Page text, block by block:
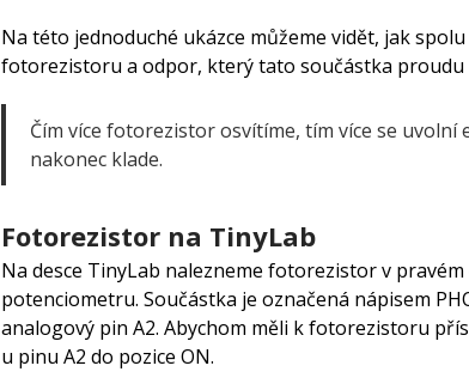
Na této jednoduché ukázce můžeme vidět, jak
fotorezistoru a odpor, který tato součástka proudu
Čím více fotorezistor osvítíme, tím více se
nakonec klade.
Fotorezistor na TinyLab
Na desce TinyLab nalezneme fotorezistor v
potenciometru. Součástka je označená nápisem
analogový pin A2. Abychom měli k fotorezistoru
u pinu A2 do pozice ON.